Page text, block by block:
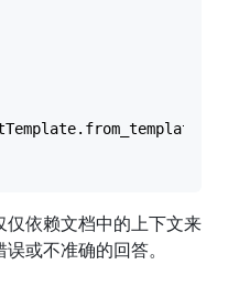
依赖文档中的上下文来
或不准确的回答。